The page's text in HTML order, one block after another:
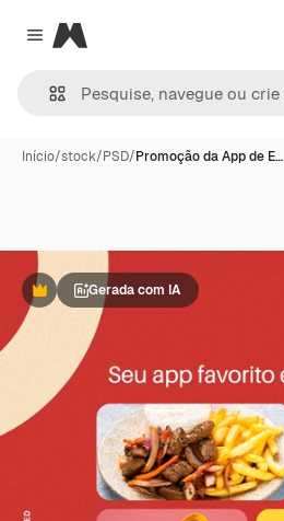
Close menu
Magnific
Início/stock/PSD/Promoção da App de E…
PremiumGerada com IA